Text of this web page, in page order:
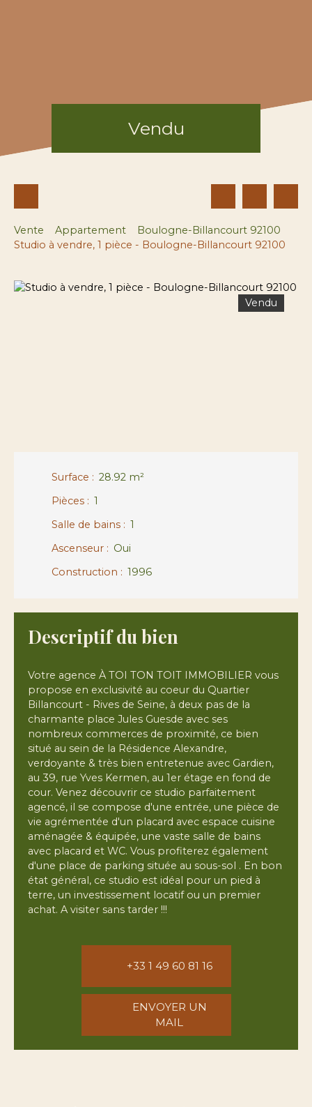
Vendu
Vente Appartement
Boulogne-Billancourt 92100
Studio à vendre, 1 pièce - Boulogne-Billancourt 92100
Vendu
Surface : 28.92 m²
Pièces : 1
Salle de bains : 1
Ascenseur : Oui
Construction : 1996
Descriptif du bien
Votre agence À TOI TON TOIT IMMOBILIER vous
propose en exclusivité au coeur du Quartier
Billancourt - Rives de Seine, à deux pas de la
charmante place Jules Guesde avec ses
nombreux commerces de proximité, ce bien
situé au sein de la Résidence Alexandre,
verdoyante & très bien entretenue avec Gardien,
au 39, rue Yves Kermen, au 1er étage en fond de
cour. Venez découvrir ce studio parfaitement
agencé, il se compose d'une entrée, une pièce de
vie agrémentée d'un placard avec espace cuisine
aménagée & équipée, une vaste salle de bains
avec placard et WC. Vous profiterez également
d'une place de parking située au sous-sol . En bon
état général, ce studio est idéal pour un pied à
terre, un investissement locatif ou un premier
achat. A visiter sans tarder !!!
+33 1 49 60 81 16
ENVOYER UN
MAIL